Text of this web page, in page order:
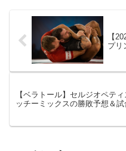
【
プリ
【ベラトール】セルジオペテ
ッチーミックスの勝敗予想＆